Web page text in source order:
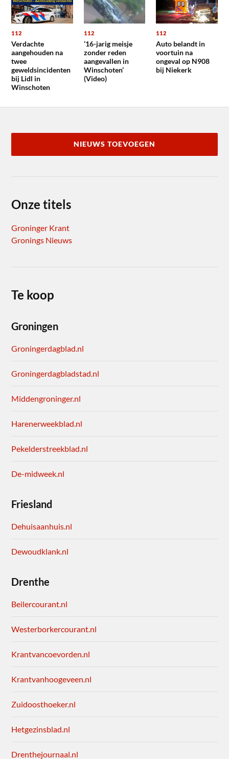
112
Verdachte
aangehouden na
twee
geweldsincidenten
bij Lidl in
Winschoten
112
’16-jarig meisje
zonder reden
aangevallen in
Winschoten’
(Video)
112
Auto belandt in
voortuin na
ongeval op N908
bij Niekerk
NIEUWS TOEVOEGEN
Onze titels
Groninger Krant
Gronings Nieuws
Te koop
Groningen
Groningerdagblad.nl
Groningerdagbladstad.nl
Middengroninger.nl
Harenerweekblad.nl
Pekelderstreekblad.nl
De-midweek.nl
Friesland
Dehuisaanhuis.nl
Dewoudklank.nl
Drenthe
Beilercourant.nl
Westerborkercourant.nl
Krantvancoevorden.nl
Krantvanhoogeveen.nl
Zuidoosthoeker.nl
Hetgezinsblad.nl
Drenthejournaal.nl